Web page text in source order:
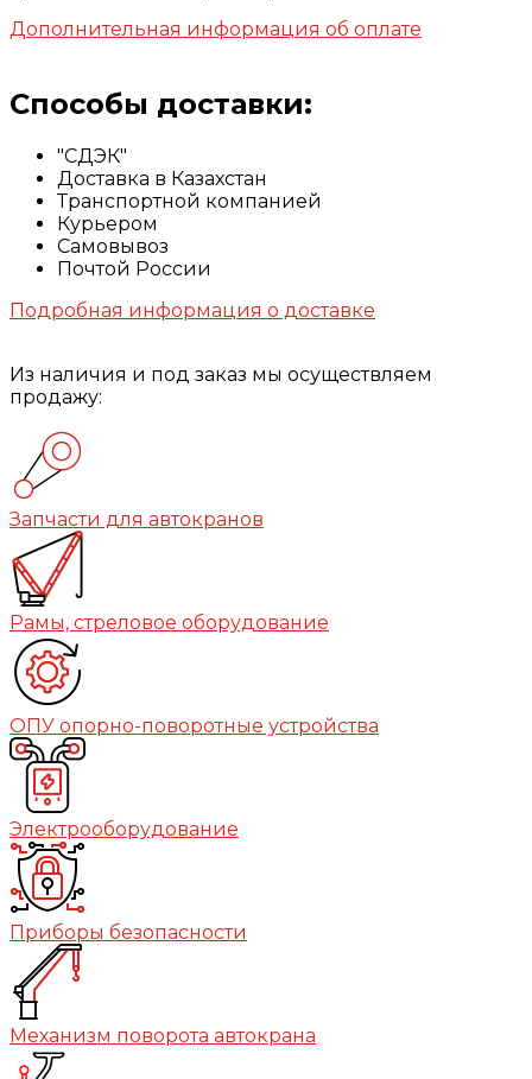
Дополнительная информация об оплате
Способы доставки:
"СДЭК"
Доставка в Казахстан
Транспортной компанией
Курьером
Самовывоз
Почтой России
Подробная информация о доставке
Из наличия и под заказ мы осуществляем
продажу:
Запчасти для автокранов
Рамы, стреловое оборудование
ОПУ опорно-поворотные устройства
Электрооборудование
Приборы безопасности
Механизм поворота автокрана